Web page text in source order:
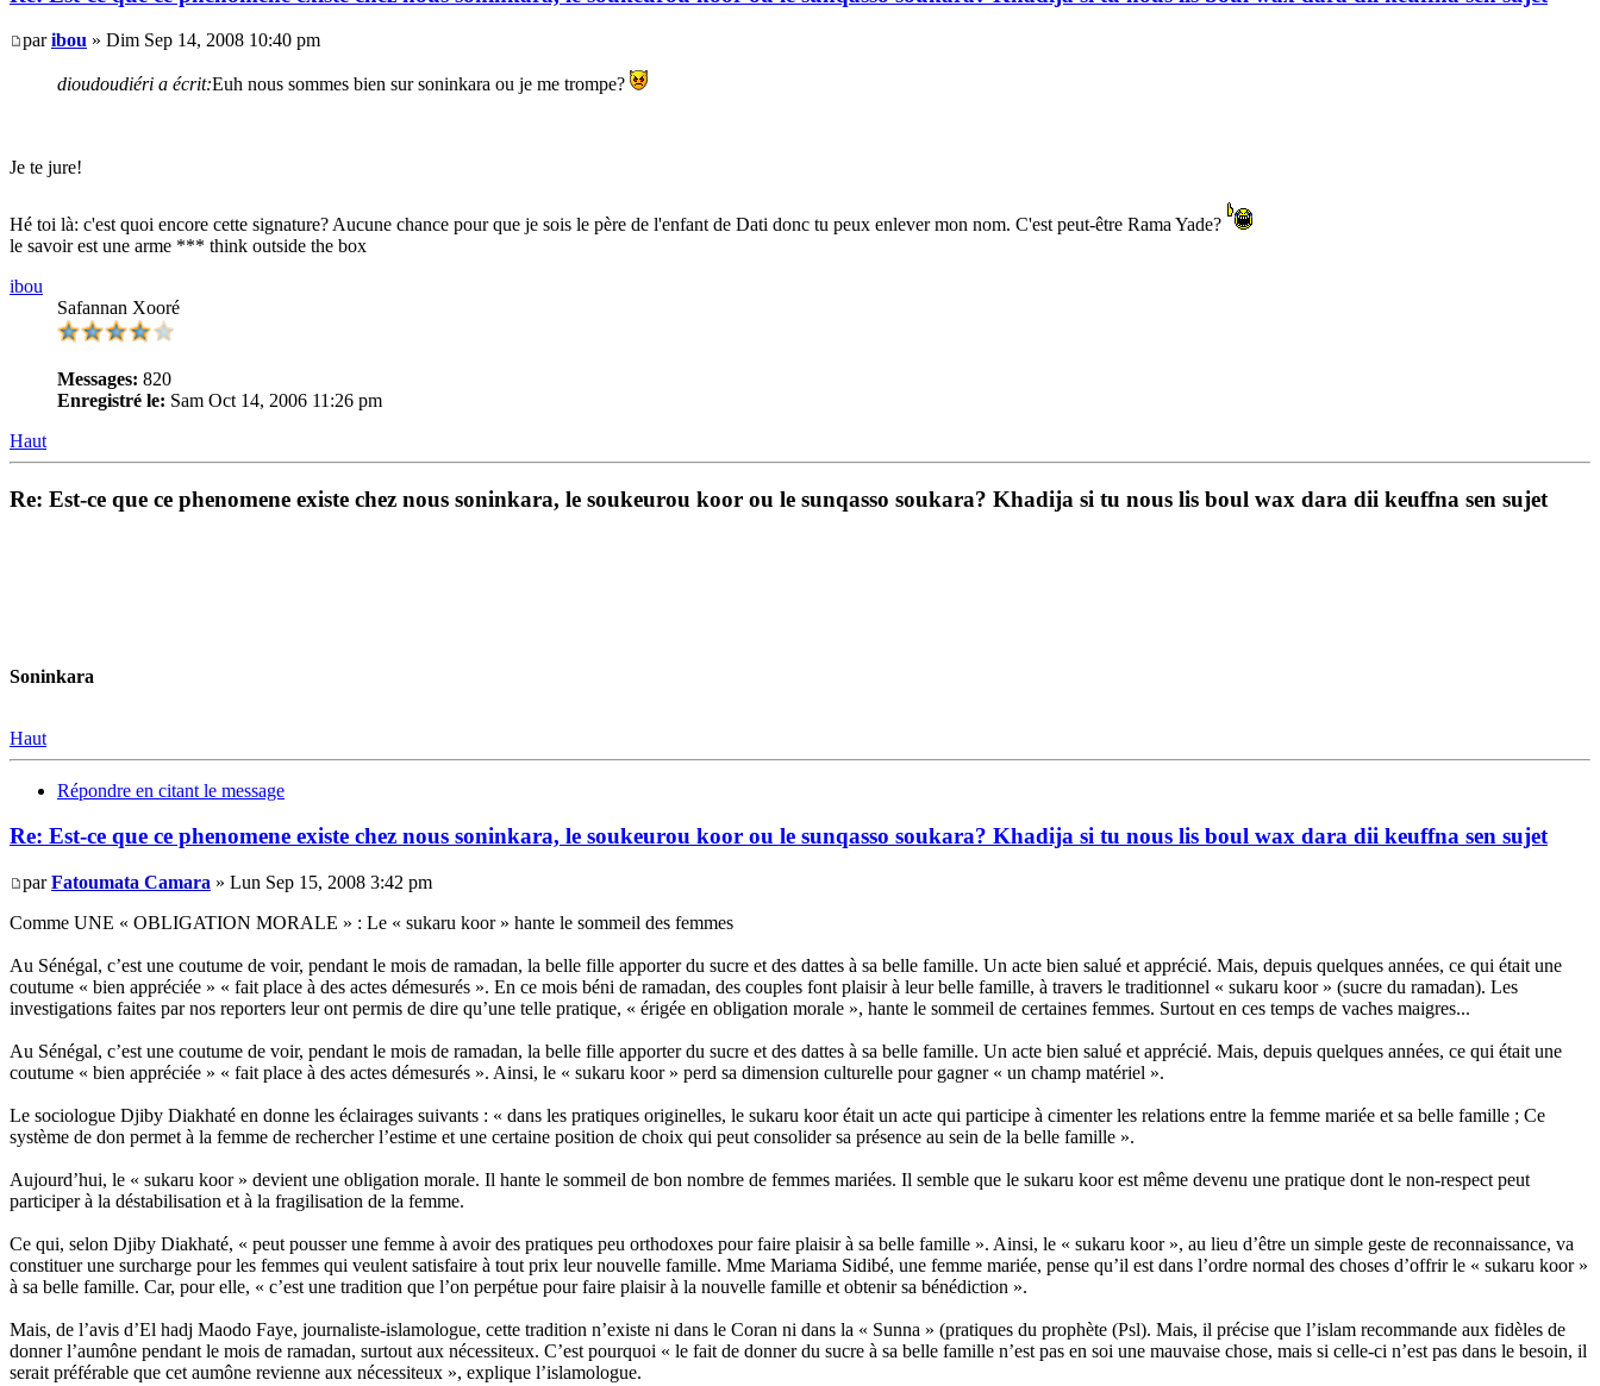
paribou » Dim Sep 14, 2008 10:40 pm
dioudoudiéri a écrit:Euh nous sommes bien sur soninkara ou je me trompe?
Je te jure!
Hé toi là: c'est quoi encore cette signature? Aucune chance pour que je sois le père de l'enfant de Dati donc tu peux enlever mon nom. C'est peut-être Rama Yade?
le savoir est une arme *** think outside the box
ibou
Safannan Xooré
Messages: 820
Enregistré le: Sam Oct 14, 2006 11:26 pm
Haut
Re: Est-ce que ce phenomene existe chez nous soninkara, le soukeurou koor ou le sunqasso soukara? Khadija si tu nous lis boul wax dara dii keuffna sen sujet
Soninkara
Haut
Répondre en citant le message
Re: Est-ce que ce phenomene existe chez nous soninkara, le soukeurou koor ou le sunqasso soukara? Khadija si tu nous lis boul wax dara dii keuffna sen sujet
parFatoumata Camara » Lun Sep 15, 2008 3:42 pm
Comme UNE « OBLIGATION MORALE » : Le « sukaru koor » hante le sommeil des femmes
Au Sénégal, c’est une coutume de voir, pendant le mois de ramadan, la belle fille apporter du sucre et des dattes à sa belle famille. Un acte bien salué et apprécié. Mais, depuis quelques années, ce qui était une
coutume « bien appréciée » « fait place à des actes démesurés ». En ce mois béni de ramadan, des couples font plaisir à leur belle famille, à travers le traditionnel « sukaru koor » (sucre du ramadan). Les
investigations faites par nos reporters leur ont permis de dire qu’une telle pratique, « érigée en obligation morale », hante le sommeil de certaines femmes. Surtout en ces temps de vaches maigres...
Au Sénégal, c’est une coutume de voir, pendant le mois de ramadan, la belle fille apporter du sucre et des dattes à sa belle famille. Un acte bien salué et apprécié. Mais, depuis quelques années, ce qui était une
coutume « bien appréciée » « fait place à des actes démesurés ». Ainsi, le « sukaru koor » perd sa dimension culturelle pour gagner « un champ matériel ».
Le sociologue Djiby Diakhaté en donne les éclairages suivants : « dans les pratiques originelles, le sukaru koor était un acte qui participe à cimenter les relations entre la femme mariée et sa belle famille ; Ce
système de don permet à la femme de rechercher l’estime et une certaine position de choix qui peut consolider sa présence au sein de la belle famille ».
Aujourd’hui, le « sukaru koor » devient une obligation morale. Il hante le sommeil de bon nombre de femmes mariées. Il semble que le sukaru koor est même devenu une pratique dont le non-respect peut
participer à la déstabilisation et à la fragilisation de la femme.
Ce qui, selon Djiby Diakhaté, « peut pousser une femme à avoir des pratiques peu orthodoxes pour faire plaisir à sa belle famille ». Ainsi, le « sukaru koor », au lieu d’être un simple geste de reconnaissance, va
constituer une surcharge pour les femmes qui veulent satisfaire à tout prix leur nouvelle famille. Mme Mariama Sidibé, une femme mariée, pense qu’il est dans l’ordre normal des choses d’offrir le « sukaru koor »
à sa belle famille. Car, pour elle, « c’est une tradition que l’on perpétue pour faire plaisir à la nouvelle famille et obtenir sa bénédiction ».
Mais, de l’avis d’El hadj Maodo Faye, journaliste-islamologue, cette tradition n’existe ni dans le Coran ni dans la « Sunna » (pratiques du prophète (Psl). Mais, il précise que l’islam recommande aux fidèles de
donner l’aumône pendant le mois de ramadan, surtout aux nécessiteux. C’est pourquoi « le fait de donner du sucre à sa belle famille n’est pas en soi une mauvaise chose, mais si celle-ci n’est pas dans le besoin, il
serait préférable que cet aumône revienne aux nécessiteux », explique l’islamologue.